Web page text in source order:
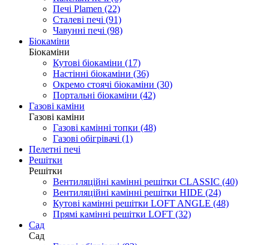
Печі Plamen (22)
Сталеві печі (91)
Чавунні печі (98)
Біокаміни
Біокаміни
Кутові біокаміни (17)
Настінні біокаміни (36)
Окремо стоячі біокаміни (30)
Портальні біокаміни (42)
Газові каміни
Газові каміни
Газові камінні топки (48)
Газові обігрівачі (1)
Пелетні печі
Решітки
Решітки
Вентиляційні камінні решітки CLASSIC (40)
Вентиляційні камінні решітки HIDE (24)
Кутові камінні решітки LOFT ANGLE (48)
Прямі камінні решітки LOFT (32)
Cад
Cад